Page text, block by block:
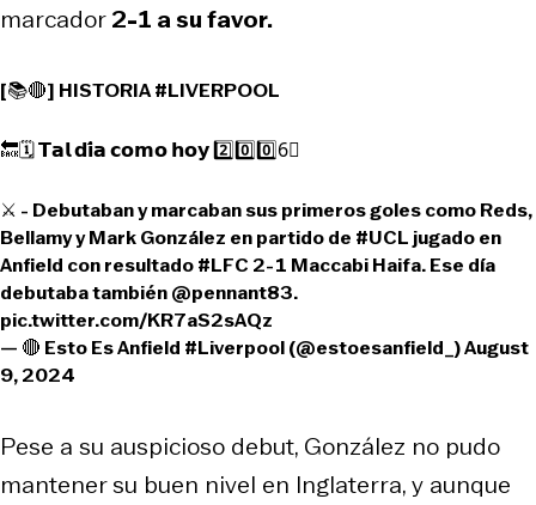
marcador2-1 a su favor.
[📚🔴] HISTORIA#LIVERPOOL
🔙🗓️ 𝗧𝗮𝗹 𝗱𝗶́𝗮 𝗰𝗼𝗺𝗼 𝗵𝗼𝘆 2️⃣0️⃣0️⃣6⃣
⚔️ - Debutaban y marcaban sus primeros goles como Reds,
Bellamy y Mark González en partido de #UCL jugado en
Anfield con resultado#LFC 2-1 Maccabi Haifa. Ese día
debutaba también@pennant83.
pic.twitter.com/KR7aS2sAQz
— 🔴 Esto Es Anfield #Liverpool (@estoesanfield_)August
9, 2024
Pese a su auspicioso debut, González no pudo
mantener su buen nivel en Inglaterra, y aunque